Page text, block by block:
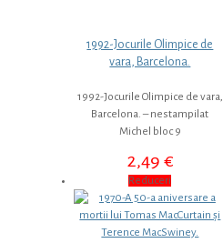
1992-Jocurile Olimpice de
vara, Barcelona.
1992-Jocurile Olimpice de vara,
Barcelona. – nestampilat
Michel bloc 9
2,49 €
Reduceri